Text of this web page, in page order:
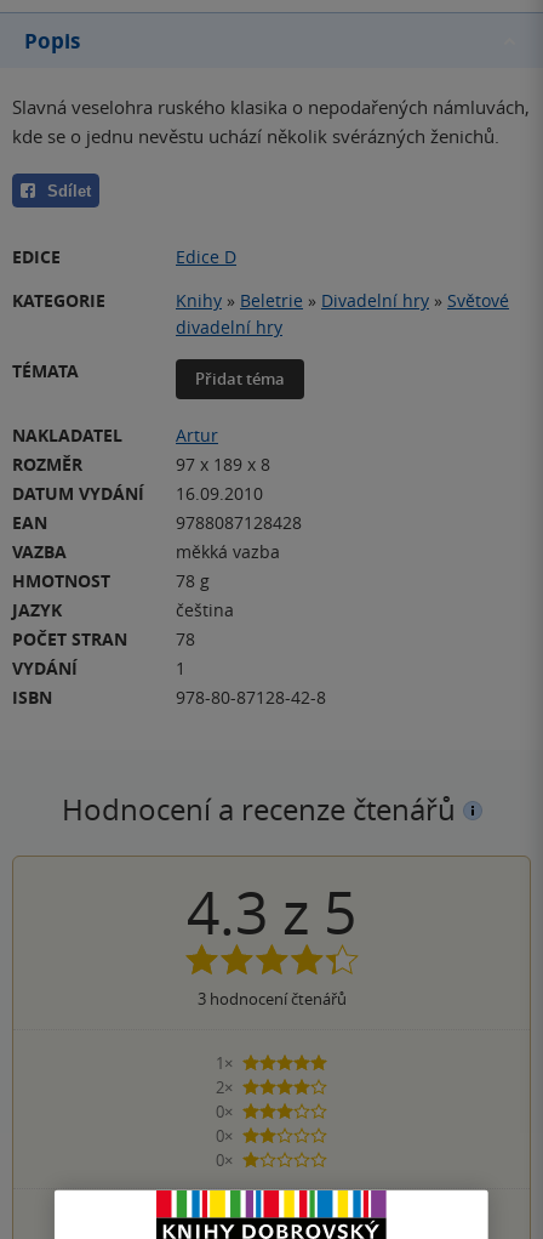
Popis
Slavná veselohra ruského klasika o nepodařených námluvách,
kde se o jednu nevěstu uchází několik svérázných ženichů.
Sdílet
EDICE
Edice D
KATEGORIE
Knihy » Beletrie » Divadelní hry » Světové
divadelní hry
TÉMATA
Přidat téma
NAKLADATEL
Artur
ROZMĚR
97 x 189 x 8
DATUM VYDÁNÍ
16.09.2010
EAN
9788087128428
VAZBA
měkká vazba
HMOTNOST
78 g
JAZYK
čeština
POČET STRAN
78
VYDÁNÍ
1
ISBN
978-80-87128-42-8
Hodnocení a recenze čtenářů
4.3 z 5
3hodnocení čtenářů
1×
5 hvězdiček
2×
4 hvězdičky
0×
3 hvězdičky
0×
2 hvězdičky
0×
1 hvezdička
PŘIDEJTE SVÉ HODNOCENÍ KNIHY